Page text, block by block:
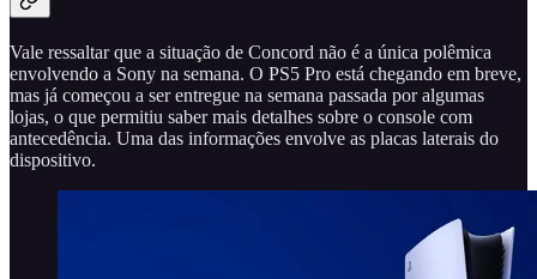
Vale ressaltar que a situação de Concord não é a única polêmica
envolvendo a Sony na semana. O PS5 Pro está chegando em breve,
mas já começou a ser entregue na semana passada por algumas
lojas, o que permitiu saber mais detalhes sobre o console com
antecedência. Uma das informações envolve as placas laterais do
dispositivo.